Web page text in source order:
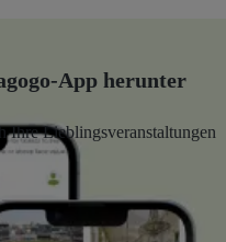
App herunter
Ihre Lieblingsveranstaltungen